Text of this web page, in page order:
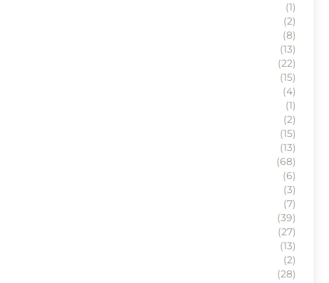
(1)
(2)
(8)
(13)
(22)
(15)
(4)
(1)
(2)
(15)
(13)
(68)
(6)
(3)
(7)
(39)
(27)
(13)
(2)
(28)